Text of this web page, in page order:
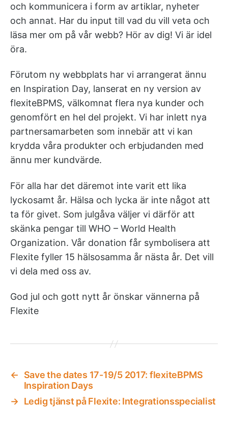
och kommunicera i form av artiklar, nyheter
och annat. Har du input till vad du vill veta och
läsa mer om på vår webb? Hör av dig! Vi är idel
öra.
Förutom ny webbplats har vi arrangerat ännu
en Inspiration Day, lanserat en ny version av
flexiteBPMS, välkomnat flera nya kunder och
genomfört en hel del projekt. Vi har inlett nya
partnersamarbeten som innebär att vi kan
krydda våra produkter och erbjudanden med
ännu mer kundvärde.
För alla har det däremot inte varit ett lika
lyckosamt år. Hälsa och lycka är inte något att
ta för givet. Som julgåva väljer vi därför att
skänka pengar till WHO – World Health
Organization. Vår donation får symbolisera att
Flexite fyller 15 hälsosamma år nästa år. Det vill
vi dela med oss av.
God jul och gott nytt år önskar vännerna på
Flexite
←
Save the dates 17-19/5 2017: flexiteBPMS
Inspiration Days
→ Ledig tjänst på Flexite: Integrationsspecialist